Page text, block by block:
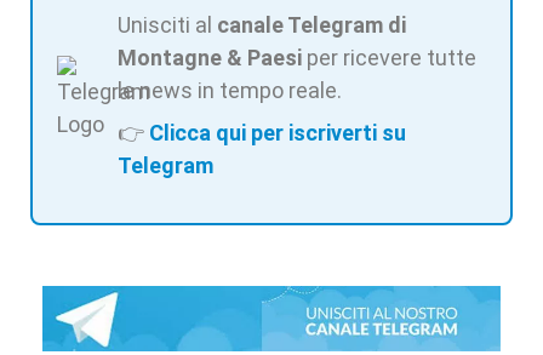
Unisciti al canale Telegram di
Montagne & Paesi per ricevere tutte
le news in tempo reale.
👉 Clicca qui per iscriverti su
Telegram